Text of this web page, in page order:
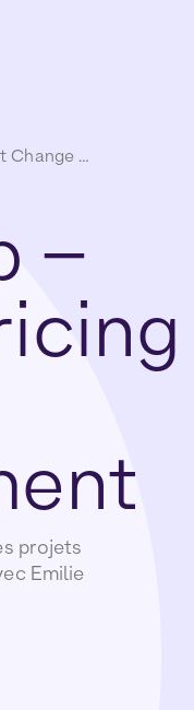
Workshop – Projets Pricing et Change Management
–
projets
Emilie